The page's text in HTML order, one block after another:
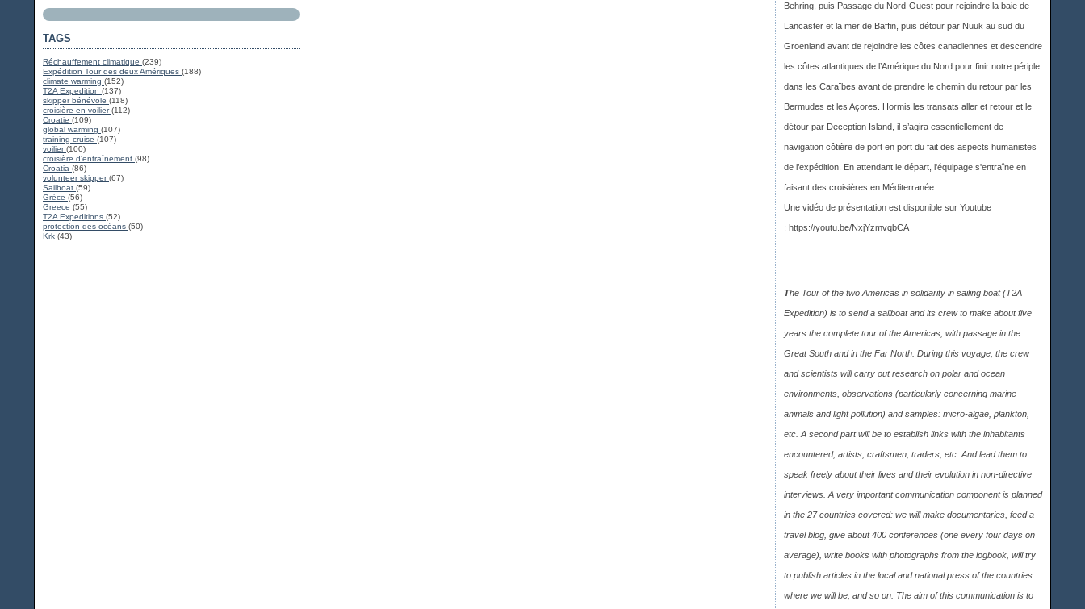
TAGS
Réchauffement climatique (239)
Expédition Tour des deux Amériques (188)
climate warming (152)
T2A Expedition (137)
skipper bénévole (118)
croisière en voilier(112)
Croatie (109)
global warming (107)
training cruise (107)
voilier(100)
croisière d'entraînement (98)
Croatia (86)
volunteer skipper(67)
Sailboat (59)
Grèce (56)
Greece (55)
T2A Expeditions (52)
protection des océans (50)
Krk (43)
Behring, puis Passage du Nord-Ouest pour rejoindre la baie de
Lancaster et la mer de Baffin, puis détour par Nuuk au sud du
Groenland avant de rejoindre les côtes canadiennes et descendre
les côtes atlantiques de l’Amérique du Nord pour finir notre périple
dans les Caraïbes avant de prendre le chemin du retour par les
Bermudes et les Açores. Hormis les transats aller et retour et le
détour par Deception Island, il s’agira essentiellement de
navigation côtière de port en port du fait des aspects humanistes
de l’expédition. En attendant le départ, l'équipage s'entraîne en
faisant des croisières en Méditerranée.
Une vidéo de présentation est disponible sur Youtube
: https://youtu.be/NxjYzmvqbCA
The Tour of the two Americas in solidarity in sailing boat (T2A
Expedition) is to send a sailboat and its crew to make about five
years the complete tour of the Americas, with passage in the
Great South and in the Far North. During this voyage, the crew
and scientists will carry out research on polar and ocean
environments, observations (particularly concerning marine
animals and light pollution) and samples: micro-algae, plankton,
etc. A second part will be to establish links with the inhabitants
encountered, artists, craftsmen, traders, etc. And lead them to
speak freely about their lives and their evolution in non-directive
interviews. A very important communication component is planned
in the 27 countries covered: we will make documentaries, feed a
travel blog, give about 400 conferences (one every four days on
average), write books with photographs from the logbook, will try
to publish articles in the local and national press of the countries
where we will be, and so on. The aim of this communication is to